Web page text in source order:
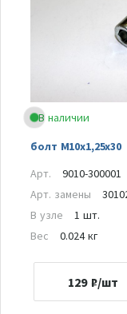
В наличии
болт М10х1,25х30
Арт.
9010-300001
Арт. замены
В узле
1 шт.
Вес
0.024 кг
129 ₽/шт